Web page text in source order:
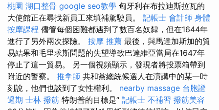
桃園 湖口整骨 google seo教學 匈牙利在布拉迪斯拉瓦的
大使館正在尋找新員工來填補駕駛員。 記帳士 會計師 身體
按摩課程 儘管每個困難都遇到了數百名奴隸，但在1644年
進行了另外兩次探險。 按摩 推薦 最後，與馬達加斯加的貿
易結果和毛里求斯問題的失望導致巴達維亞當局在1647年
停止了這一貿易。 另一個視頻顯示，發現者將投票箱帶到
附近的警察。 推拿師 共和黨總統候選人在演講中的某一時
刻說，他們也談到了女性權利。 nearby massage 台胞證
過期 士林 撥筋 特朗普的目標是“ 記帳士 不補習 撥筋美容